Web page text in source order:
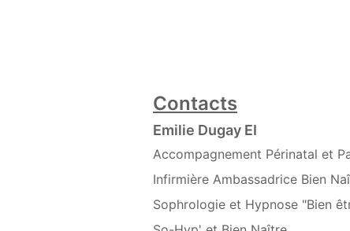
Contacts
Emilie Dugay EI
Accompagnement Périnatal et
Infirmière Ambassadrice Bien
Sophrologie et Hypnose "Bien